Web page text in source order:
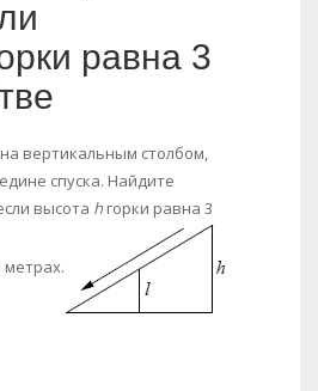
равна 3
вертикальным столбом,
спуска. Найдите
высота h горки равна 3